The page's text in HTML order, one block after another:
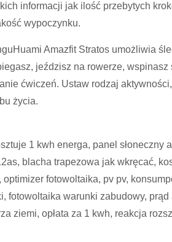
informacji jak ilość przebytych
wypoczynku.
Amazfit Stratos umożliwia
jeździsz na rowerze, wspinasz
ćwiczeń. Ustaw rodzaj
życia.
1 kwh energa, panel słoneczny
blacha trapezowa jak wkręcać,
fotowoltaika, pv pv,
fotowoltaika warunki zabudowy,
ziemi, opłata za 1 kwh, reakcja